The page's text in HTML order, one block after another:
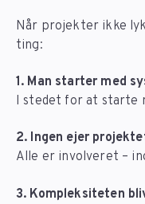
Når projekter ikke
ting:
1. Man starter med
I stedet for at starte
2. Ingen ejer
Alle er involveret –
3. Kompleksiteten